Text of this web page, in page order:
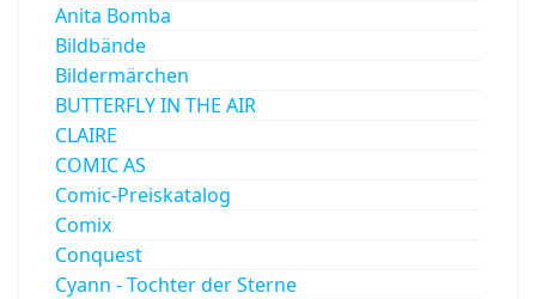
Anita Bomba
Bildbände
Bildermärchen
BUTTERFLY IN THE AIR
CLAIRE
COMIC AS
Comic-Preiskatalog
Comix
Conquest
Cyann - Tochter der Sterne